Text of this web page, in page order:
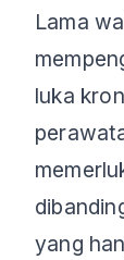
Lama
luka
yang